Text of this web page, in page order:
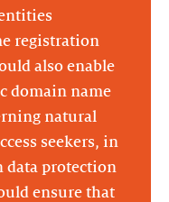
registration
also enable
domain name
natural
seekers, in
data protection
ensure that